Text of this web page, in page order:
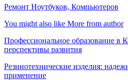
Ремонт Ноутбуков, Компьютеров
You might also like More from author
Профессиональное образование в
перспективы развития
Резинотехнические изделия:
применение